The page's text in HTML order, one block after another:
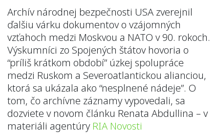
Archív národnej bezpečnosti USA zverejnil
ďalšiu várku dokumentov o vzájomných
vzťahoch medzi Moskvou a NATO v 90. rokoch.
Výskumníci zo Spojených štátov hovoria o
“príliš krátkom období” úzkej spolupráce
medzi Ruskom a Severoatlantickou alianciou,
ktorá sa ukázala ako “nesplnené nádeje”. O
tom, čo archívne záznamy vypovedali, sa
dozviete v novom článku Renata Abdullina – v
materiáli agentúryRIA Novosti